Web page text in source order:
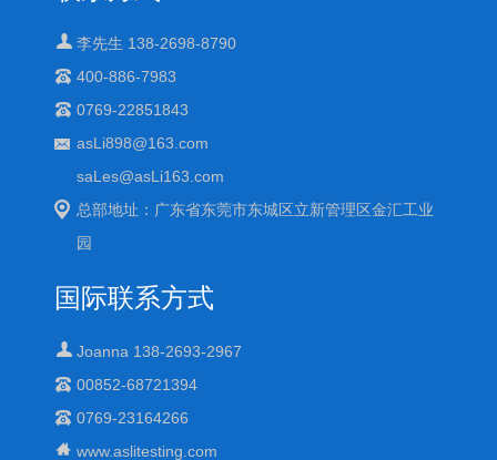
李先生 138-2698-8790
400-886-7983
0769-22851843
asLi898@163.com
saLes@asLi163.com
总部地址：广东省东莞市东城区立新管理区金汇工业
园
国际联系方式
Joanna 138-2693-2967
00852-68721394
0769-23164266
www.aslitesting.com